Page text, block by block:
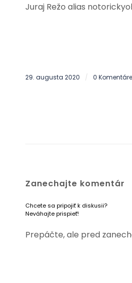
Juraj Režo alias
29. augusta 2020 / 0 Komentáre
Zanechajte komentár
Chcete sa pripojiť k diskusii?
Neváhajte prispieť!
Prepáčte, ale pred